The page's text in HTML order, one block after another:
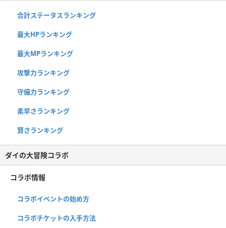
合計ステータスランキング
最大HPランキング
最大MPランキング
攻撃力ランキング
守備力ランキング
素早さランキング
賢さランキング
ダイの大冒険コラボ
コラボ情報
コラボイベントの始め方
コラボチケットの入手方法